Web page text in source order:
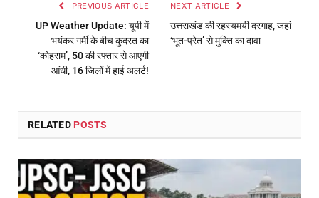
PREVIOUS ARTICLE
UP Weather Update: यूपी में
भयंकर गर्मी के बीच कुदरत का
‘कोहराम’, 50 की रफ्तार से आएगी
आंधी, 16 जिलों में हाई अलर्ट!
NEXT ARTICLE
उत्तराखंड की रहस्यमयी दरगाह, जहां
‘भूत-प्रेत’ से मुक्ति का दावा
RELATED POSTS